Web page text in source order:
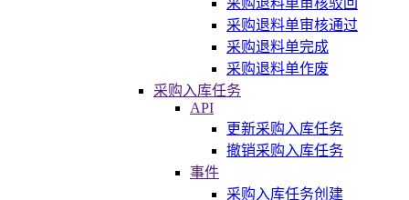
采购退料单审核通过
采购退料单完成
采购退料单作废
采购入库任务
API
更新采购入库任务
撤销采购入库任务
事件
采购入库任务创建